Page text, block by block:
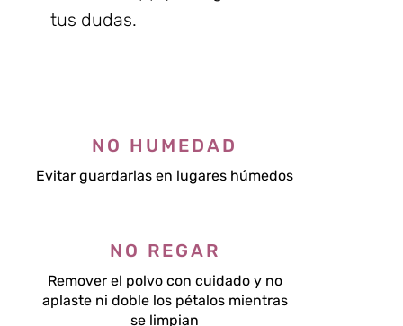
tus dudas.
NO HUMEDAD
Evitar guardarlas en lugares húmedos
NO REGAR
Remover el polvo con cuidado y no
aplaste ni doble los pétalos mientras
se limpian